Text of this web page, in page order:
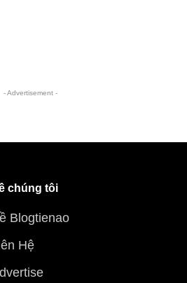
- Advertisement -
chúng tôi
Blogtienao
Hệ